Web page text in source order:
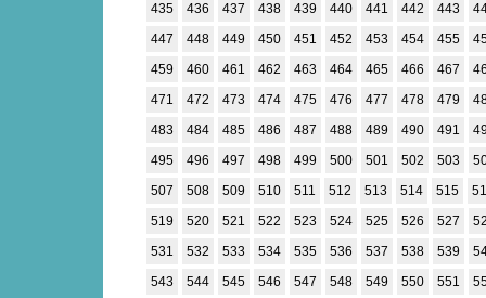
435
436 437 438 439 440 441 442 443
447
448 449 450 451 452 453 454 455
459
460 461 462 463 464 465 466 467
471
472 473 474 475 476 477 478 479
483
484 485 486 487 488 489 490 491
495
496 497 498 499 500 501 502 503
507
508 509 510 511 512 513 514 515
519
520 521 522 523 524 525 526 527
531
532 533 534 535 536 537 538 539
543
544 545 546 547 548 549 550 551